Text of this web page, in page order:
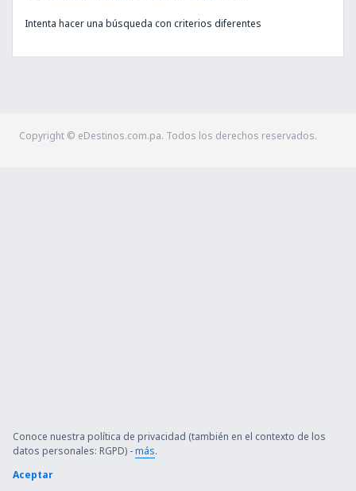
Intenta hacer una búsqueda con criterios diferentes
Copyright © eDestinos.com.pa. Todos los derechos reservados.
Conoce nuestra política de privacidad (también en el contexto de los
datos personales: RGPD) -más.
Aceptar